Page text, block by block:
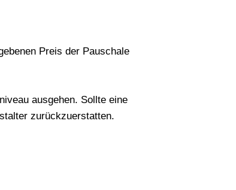
Preis der Pauschale
ausgehen. Sollte eine
zurückzuerstatten.